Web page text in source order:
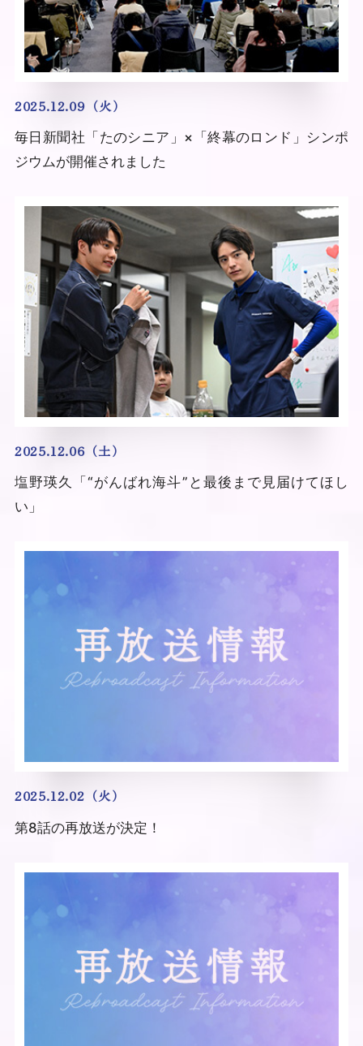
2025.12.09（火）
毎日新聞社「たのシニア」×「終幕のロンド」シンポ
ジウムが開催されました
2025.12.06（土）
塩野瑛久「“がんばれ海斗”と最後まで見届けてほし
い」
2025.12.02（火）
第8話の再放送が決定！